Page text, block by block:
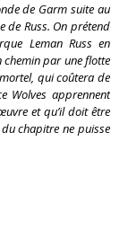
de Garm suite au
de Russ. On prétend
Leman Russ en
chemin par une flotte
qui coûtera de
Wolves apprennent
et qu’il doit être
chapitre ne puisse